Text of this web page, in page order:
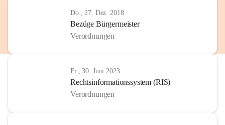
Do., 27. Dez. 2018
Bezüge Bürgermeister
Verordnungen
Fr., 30. Juni 2023
Rechtsinformationssystem (RIS)
Verordnungen